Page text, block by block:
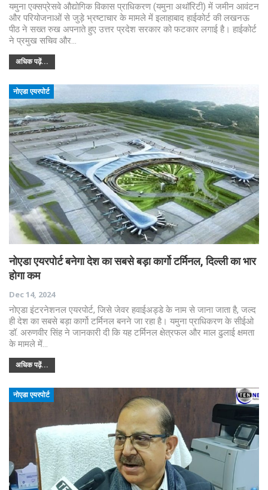
यमुना एक्सप्रेसवे औद्योगिक विकास प्राधिकरण (यमुना अथॉरिटी) में जमीन आवंटन
और परियोजनाओं से जुड़े भ्रष्टाचार के मामले में इलाहाबाद हाईकोर्ट की लखनऊ
पीठ ने सख्त रुख अपनाते हुए उत्तर प्रदेश सरकार को फटकार लगाई है। हाईकोर्ट
ने प्रमुख सचिव और…
अधिक पढ़ें...
नोएडा एयरपोर्ट
नोएडा एयरपोर्ट बनेगा देश का सबसे बड़ा कार्गो टर्मिनल, दिल्ली का भार
होगा कम
Dec 14, 2024
नोएडा इंटरनेशनल एयरपोर्ट, जिसे जेवर हवाईअड्डे के नाम से जाना जाता है, जल्द
ही देश का सबसे बड़ा कार्गो टर्मिनल बनने जा रहा है। यमुना प्राधिकरण के सीईओ
डॉ. अरुणवीर सिंह ने जानकारी दी कि यह टर्मिनल क्षेत्रफल और माल ढुलाई क्षमता
के मामले में…
अधिक पढ़ें...
नोएडा एयरपोर्ट